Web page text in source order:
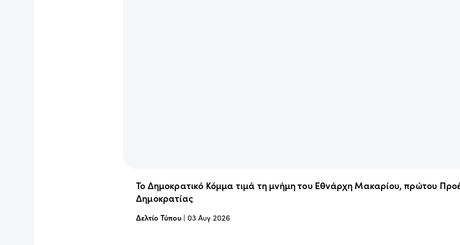
Το Δημοκρατικό Κόμμα τιμά τη μνήμη του Εθνάρχη Μακαρίου, πρώτου
Δημοκρατίας
Δελτίο Τύπου | 03 Αυγ 2026